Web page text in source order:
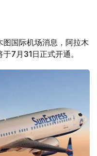
图国际机场消息，阿拉木
7月31日正式开通。